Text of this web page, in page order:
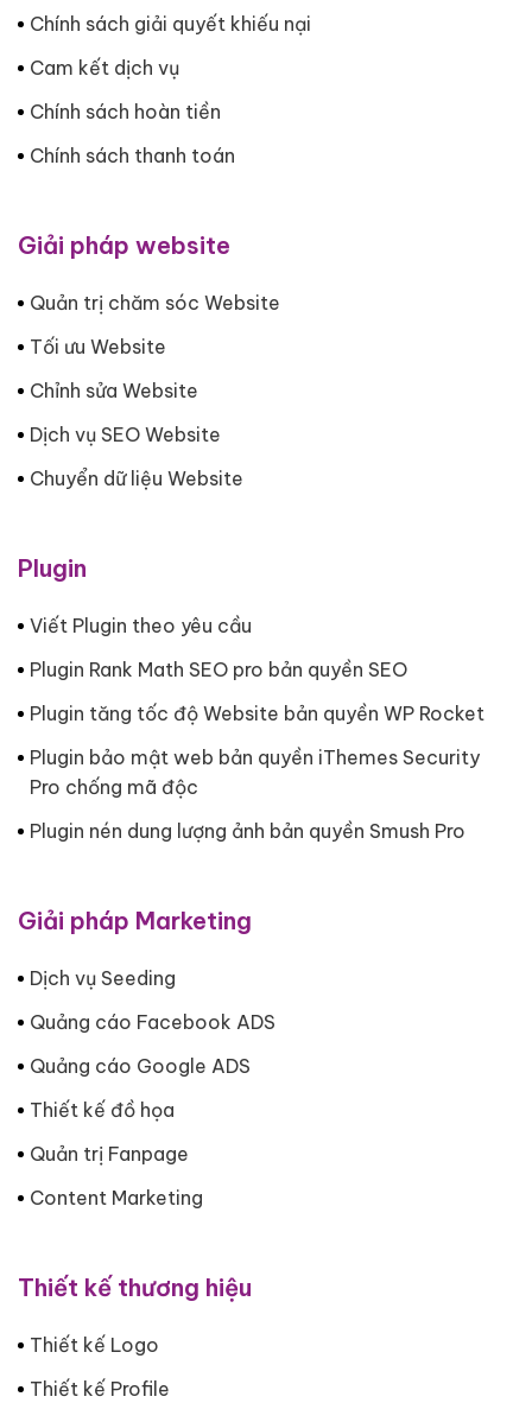
Chính sách giải quyết khiếu nại
Cam kết dịch vụ
Chính sách hoàn tiền
Chính sách thanh toán
Giải pháp website
Quản trị chăm sóc Website
Tối ưu Website
Chỉnh sửa Website
Dịch vụ SEO Website
Chuyển dữ liệu Website
Plugin
Viết Plugin theo yêu cầu
Plugin Rank Math SEO pro bản quyền SEO
Plugin tăng tốc độ Website bản quyền WP Rocket
Plugin bảo mật web bản quyền iThemes Security
Pro chống mã độc
Plugin nén dung lượng ảnh bản quyền Smush Pro
Giải pháp Marketing
Dịch vụ Seeding
Quảng cáo Facebook ADS
Quảng cáo Google ADS
Thiết kế đồ họa
Quản trị Fanpage
Content Marketing
Thiết kế thương hiệu
Thiết kế Logo
Thiết kế Profile